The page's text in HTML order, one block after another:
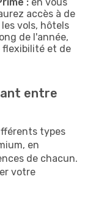
accès à de
vols, hôtels
de l'année,
flexibilité et de
entre
types
en
de chacun.
votre